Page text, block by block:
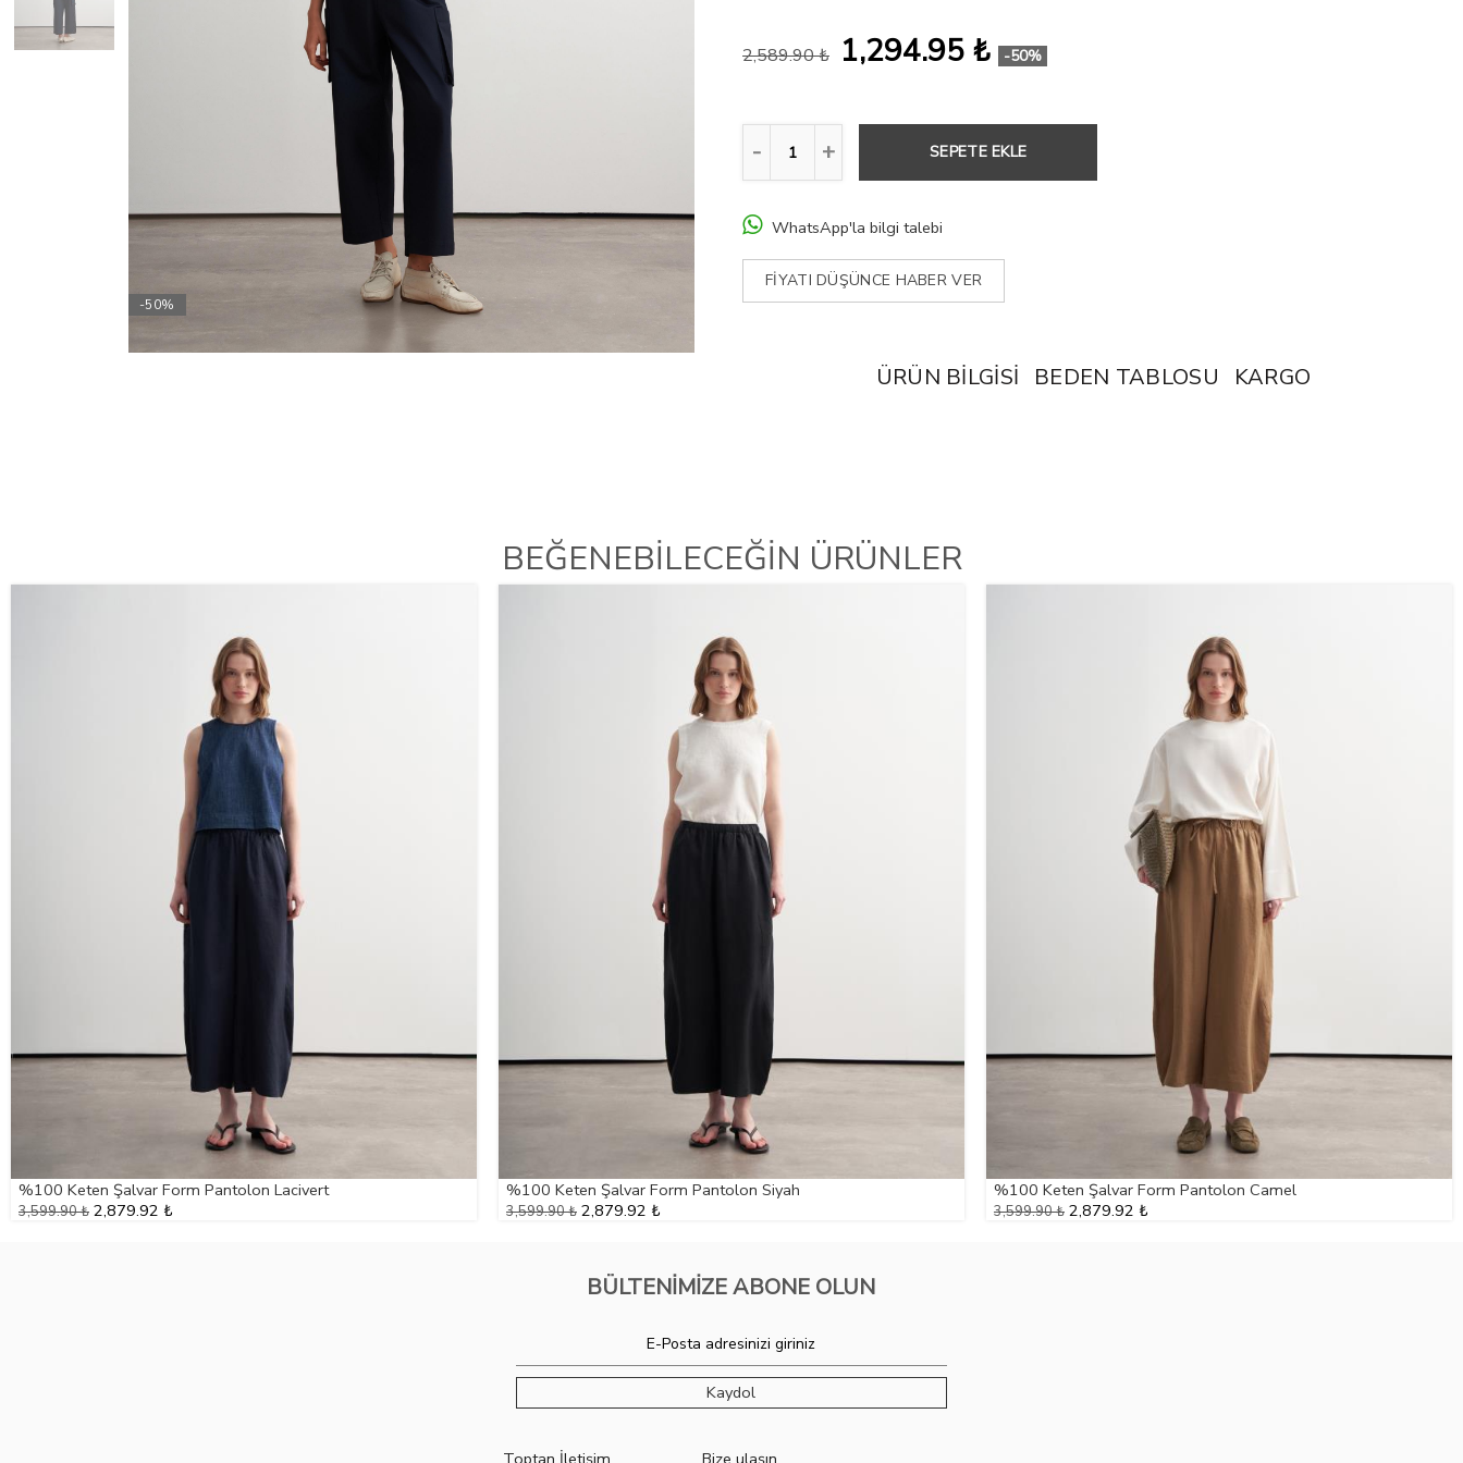
SPORTSWEAR
-50%
2,589.90 ₺ 1,294.95 ₺ -50%
SEPETE EKLE
WhatsApp'la bilgi talebi
FIYATI DÜŞÜNCE HABER VER
ÜRÜN BILGISI BEDEN TABLOSU KARGO
BEĞENEBİLECEĞİN ÜRÜNLER
%100 Keten Şalvar Form Pantolon Lacivert
3,599.90 ₺ 2,879.92 ₺
%100 Keten Şalvar Form Pantolon Siyah
3,599.90 ₺ 2,879.92 ₺
%100 Keten Şalvar Form Pantolon Camel
3,599.90 ₺ 2,879.92 ₺
BÜLTENİMİZE ABONE OLUN
Kaydol